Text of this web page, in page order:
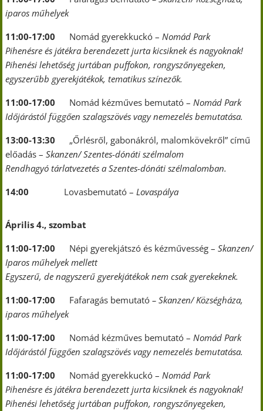
iparos műhelyek
11:00-17:00 Nomád gyerekkuckó –Nomád Park
Pihenésre és játékra berendezett jurta kicsiknek és nagyoknak!
Pihenési lehetőség jurtában puffokon, rongyszőnyegeken,
egyszerűbb gyerekjátékok, tematikus színezők.
11:00-17:00 Nomád kézműves bemutató –Nomád Park
Időjárástól függően szalagszövés vagy nemezelés bemutatása.
13:00-13:30 „Őrlésről, gabonákról, malomkövekről” című
előadás –Skanzen/ Szentes-dónáti szélmalom
Rendhagyó tárlatvezetés a Szentes-dónáti szélmalomban.
14:00 Lovasbemutató –Lovaspálya
Április 4., szombat
11:00-17:00 Népi gyerekjátszó és kézművesség –Skanzen/
Iparos műhelyek mellett
Egyszerű, de nagyszerű gyerekjátékok nem csak gyerekeknek.
11:00-17:00 Fafaragás bemutató – Skanzen/ Községháza,
iparos műhelyek
11:00-17:00 Nomád kézműves bemutató –Nomád Park
Időjárástól függően szalagszövés vagy nemezelés bemutatása.
11:00-17:00 Nomád gyerekkuckó –Nomád Park
Pihenésre és játékra berendezett jurta kicsiknek és nagyoknak!
Pihenési lehetőség jurtában puffokon, rongyszőnyegeken,